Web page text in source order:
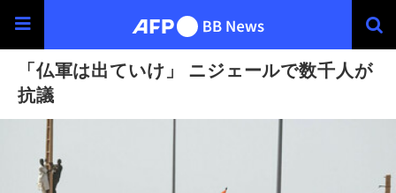
「仏軍は出ていけ」 ニジェールで数千人が
抗議